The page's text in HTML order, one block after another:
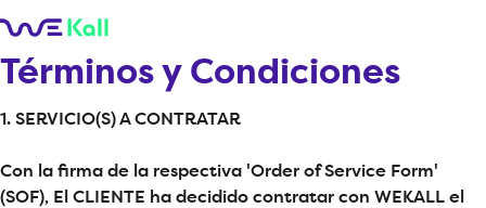
Términos y Condiciones
1. SERVICIO(S) A CONTRATAR
Con la firma de la respectiva 'Order of Service Form'
(SOF), El CLIENTE ha decidido contratar con WEKALL el